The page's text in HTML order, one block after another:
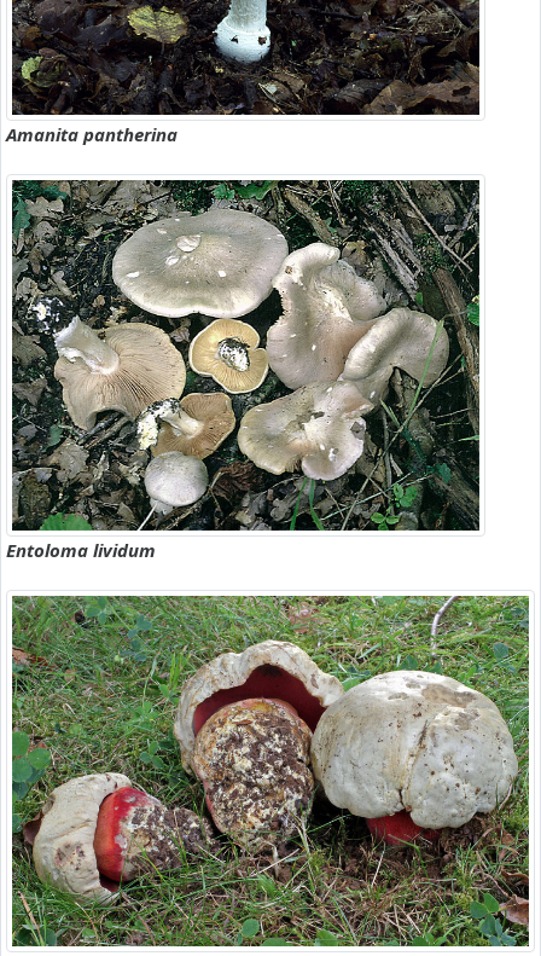
Amanita pantherina
Entoloma lividum